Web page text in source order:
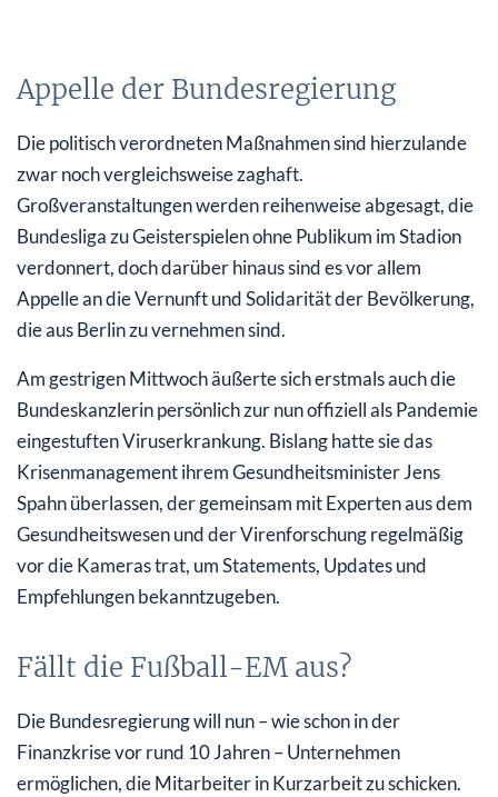
Appelle der Bundesregierung
Die politisch verordneten Maßnahmen sind hierzulande
zwar noch vergleichsweise zaghaft.
Großveranstaltungen werden reihenweise abgesagt, die
Bundesliga zu Geisterspielen ohne Publikum im Stadion
verdonnert, doch darüber hinaus sind es vor allem
Appelle an die Vernunft und Solidarität der Bevölkerung,
die aus Berlin zu vernehmen sind.
Am gestrigen Mittwoch äußerte sich erstmals auch die
Bundeskanzlerin persönlich zur nun offiziell als Pandemie
eingestuften Viruserkrankung. Bislang hatte sie das
Krisenmanagement ihrem Gesundheitsminister Jens
Spahn überlassen, der gemeinsam mit Experten aus dem
Gesundheitswesen und der Virenforschung regelmäßig
vor die Kameras trat, um Statements, Updates und
Empfehlungen bekanntzugeben.
Fällt die Fußball-EM aus?
Die Bundesregierung will nun – wie schon in der
Finanzkrise vor rund 10 Jahren – Unternehmen
ermöglichen, die Mitarbeiter in Kurzarbeit zu schicken.